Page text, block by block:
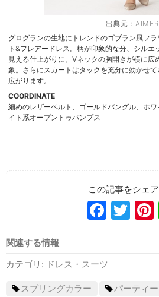
出典元：AIMER
グログランの生地にトレンドのゴブラン風フ
ト&フレアードレス。柄が印象的な分、シルエ
見える仕上がりに。Vネックの胸開きが横に広
象。さらにスカートはタックを充分に効かせ
広がります。
COORDINATE
細めのレザーベルト、ゴールドバングル、ホ
イト系オープントゥパンプス
関連する情報
カテゴリ: ドレス・スーツ
スプリングカラー パーティー